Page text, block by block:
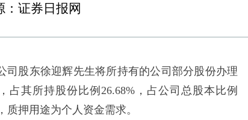
：证券日报网
股东徐迎辉先生将所持有的公司部分股份办理
占其所持股份比例26.68%，占公司总股本比例
押用途为个人资金需求。